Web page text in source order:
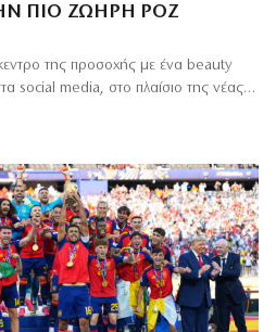
ΠΙΟ ΖΩΗΡΉ ΡΟΖ
της προσοχής με ένα beauty
social media, στο πλαίσιο της νέας…